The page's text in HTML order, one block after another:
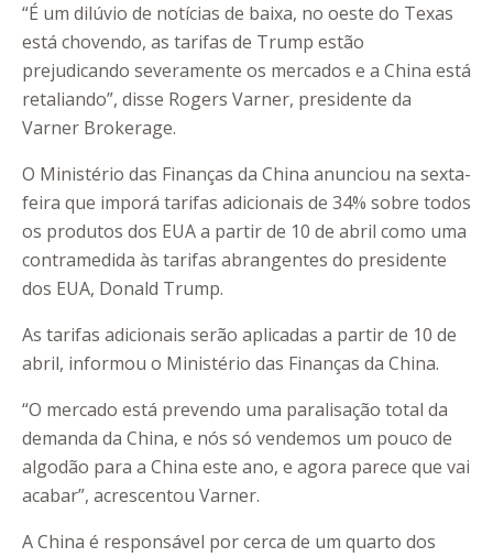
“É um dilúvio de notícias de baixa, no oeste do Texas
está chovendo, as tarifas de Trump estão
prejudicando severamente os mercados e a China está
retaliando”, disse Rogers Varner, presidente da
Varner Brokerage.
O Ministério das Finanças da China anunciou na sexta-
feira que imporá tarifas adicionais de 34% sobre todos
os produtos dos EUA a partir de 10 de abril como uma
contramedida às tarifas abrangentes do presidente
dos EUA, Donald Trump.
As tarifas adicionais serão aplicadas a partir de 10 de
abril, informou o Ministério das Finanças da China.
“O mercado está prevendo uma paralisação total da
demanda da China, e nós só vendemos um pouco de
algodão para a China este ano, e agora parece que vai
acabar”, acrescentou Varner.
A China é responsável por cerca de um quarto dos